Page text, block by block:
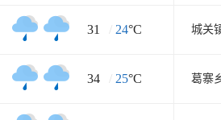
31 / 24°C 城关
34 / 25°C 葛寨